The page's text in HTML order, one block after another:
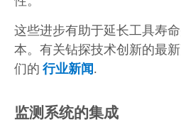
这些进步有助于延长工具寿
本。有关钻探技术创新的最
们的 行业新闻.
监测系统的集成